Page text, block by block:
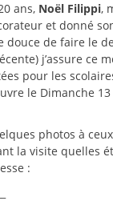
ans, Noël Filippi,
et donné
douce de faire le
j’assure ce
pour les
le Dimanche
photos à
la visite quelles
: